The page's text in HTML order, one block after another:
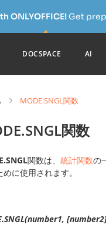
ONLYOFFICE!Get
DOCSPACE AI
MODE.SNGL関数
関数
関数は、 統計関数の
に使用されます。